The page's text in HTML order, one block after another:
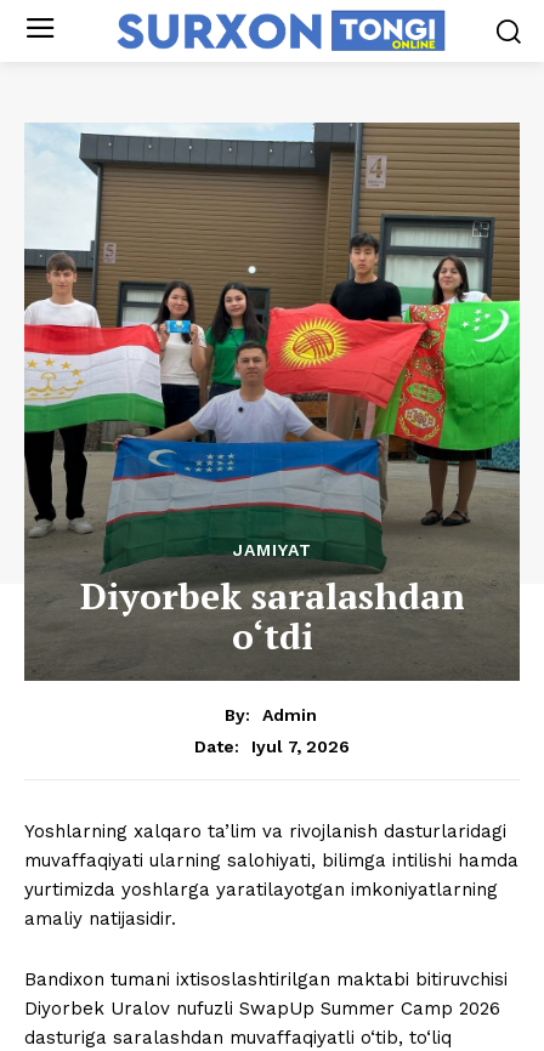
JAMIYAT
Diyorbek saralashdan
o‘tdi
By:
Admin
Date:
Iyul 7, 2026
Yoshlarning xalqaro ta’lim va rivojlanish dasturlaridagi
muvaffaqiyati ularning salohiyati, bilimga intilishi hamda
yurtimizda yoshlarga yaratilayotgan imkoniyatlarning
amaliy natijasidir.
Bandixon tumani ixtisoslashtirilgan maktabi bitiruvchisi
Diyorbek Uralov nufuzli SwapUp Summer Camp 2026
dasturiga saralashdan muvaffaqiyatli o‘tib, to‘liq